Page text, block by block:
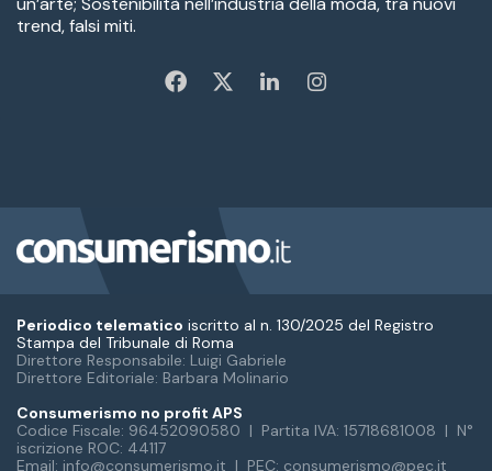
Periodico telematico iscritto al n. 130/2025 del Registro
Stampa del Tribunale di Roma
Direttore Responsabile: Luigi Gabriele
Direttore Editoriale: Barbara Molinario
Consumerismo no profit APS
Codice Fiscale: 96452090580 | Partita IVA: 15718681008 | N°
iscrizione ROC: 44117
Email: info@consumerismo.it | PEC: consumerismo@pec.it